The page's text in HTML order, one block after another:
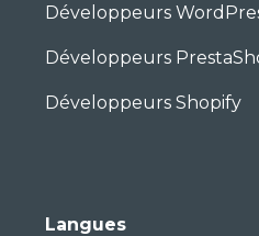
Développeurs
Développeurs
Développeurs Shopify
Langues